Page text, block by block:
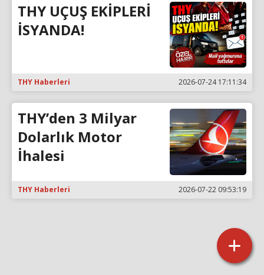
THY UÇUŞ EKİPLERİ
İSYANDA!
THY Haberleri 2026-07-24 17:11:34
THY’den 3 Milyar
Dolarlık Motor
İhalesi
THY Haberleri 2026-07-22 09:53:19